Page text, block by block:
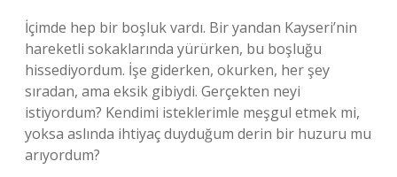
İçimde hep bir boşluk vardı. Bir yandan Kayseri’nin
hareketli sokaklarında yürürken, bu boşluğu
hissediyordum. İşe giderken, okurken, her şey
sıradan, ama eksik gibiydi. Gerçekten neyi
istiyordum? Kendimi isteklerimle meşgul etmek mi,
yoksa aslında ihtiyaç duyduğum derin bir huzuru mu
arıyordum?